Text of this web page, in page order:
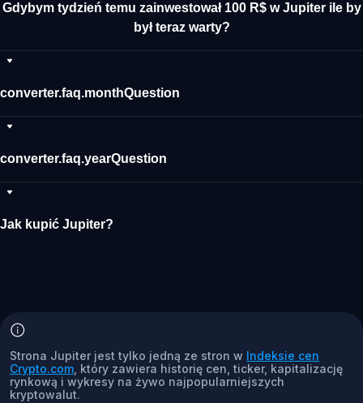
Gdybym tydzień temu zainwestował 100 R$ w Jupiter ile by
był teraz warty?
converter.faq.monthQuestion
converter.faq.yearQuestion
Jak kupić Jupiter?
Strona Jupiter jest tylko jedną ze stron w Indeksie cen
Crypto.com , który zawiera historię cen, ticker, kapitalizację
rynkową i wykresy na żywo najpopularniejszych
kryptowalut.